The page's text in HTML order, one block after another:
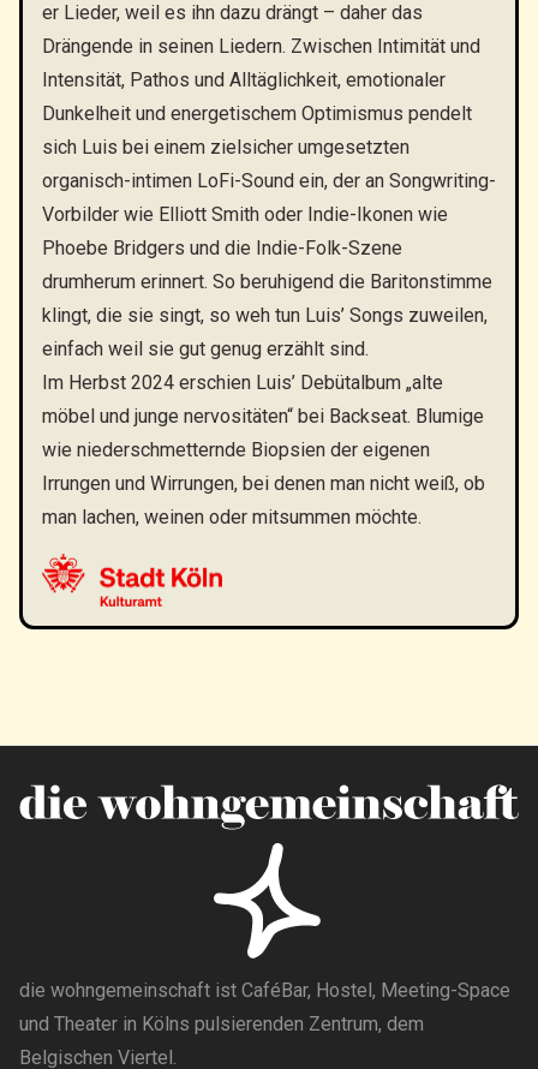
er Lieder, weil es ihn dazu drängt – daher das
Drängende in seinen Liedern. Zwischen Intimität und
Intensität, Pathos und Alltäglichkeit, emotionaler
Dunkelheit und energetischem Optimismus pendelt
sich Luis bei einem zielsicher umgesetzten
organisch-intimen LoFi-Sound ein, der an Songwriting-
Vorbilder wie Elliott Smith oder Indie-Ikonen wie
Phoebe Bridgers und die Indie-Folk-Szene
drumherum erinnert. So beruhigend die Baritonstimme
klingt, die sie singt, so weh tun Luis’ Songs zuweilen,
einfach weil sie gut genug erzählt sind.
Im Herbst 2024 erschien Luis’ Debütalbum „alte
möbel und junge nervositäten“ bei Backseat. Blumige
wie niederschmetternde Biopsien der eigenen
Irrungen und Wirrungen, bei denen man nicht weiß, ob
man lachen, weinen oder mitsummen möchte.
die wohngemeinschaft ist CaféBar, Hostel, Meeting-Space
und Theater in Kölns pulsierenden Zentrum, dem
Belgischen Viertel.